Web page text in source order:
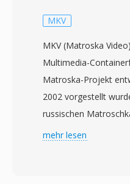
MKV
MKV (Matroska
Multimedia-
Matroska-Projekt
2002 vorgestellt
russischen
basiert das Format
mehr lesen